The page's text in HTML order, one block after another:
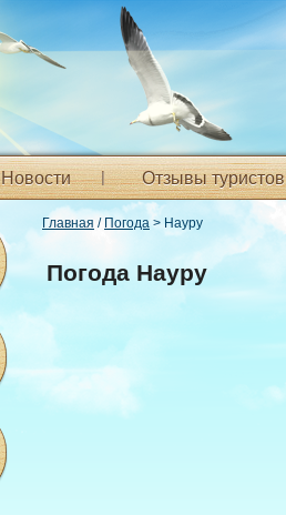
Новости Отзывы туристов
Главная / Погода> Науру
Погода Науру